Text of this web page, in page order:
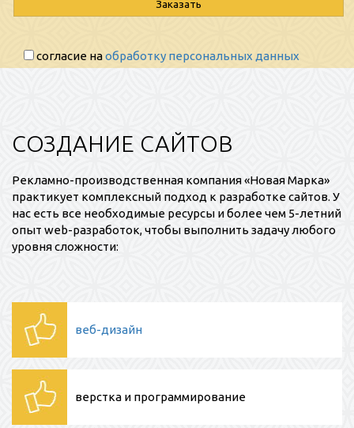
согласие наобработку персональных данных
СОЗДАНИЕ САЙТОВ
Рекламно-производственная компания «Новая Марка»
практикует комплексный подход к разработке сайтов. У
нас есть все необходимые ресурсы и более чем 5-летний
опыт web-разработок, чтобы выполнить задачу любого
уровня сложности:
веб-дизайн
верстка и программирование